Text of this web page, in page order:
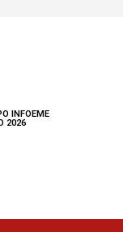
INFOEME
2026